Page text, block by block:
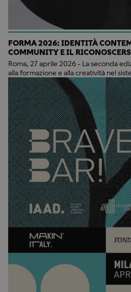
FORMA 2026: IDENTITÀ
COMMUNITY E IL
Roma, 27 aprile 2026 - La seconda
alla formazione e alla creatività nel